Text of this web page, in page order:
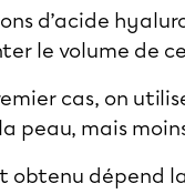
d’acide
le volume de
cas, on
peau, mais
obtenu dépend